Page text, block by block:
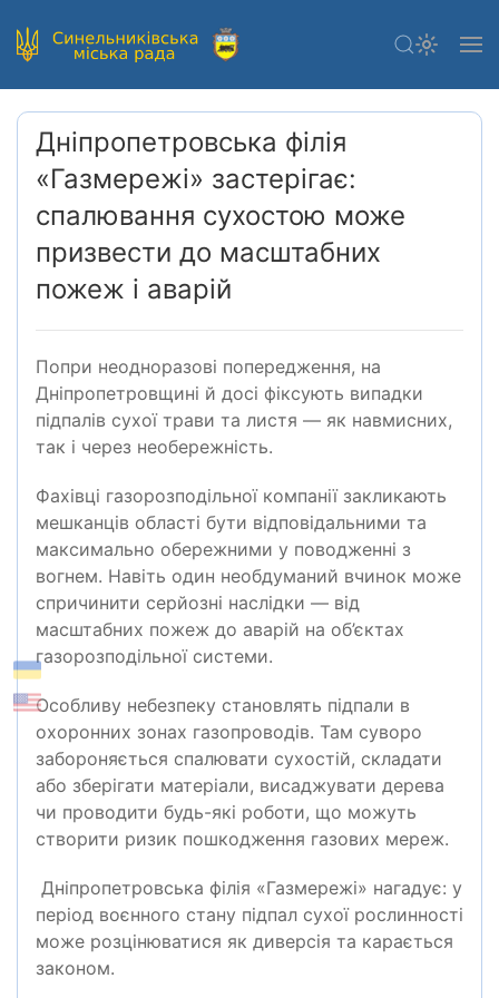
Дніпропетровська філія
«Газмережі» застерігає:
спалювання сухостою може
призвести до масштабних
пожеж і аварій
Попри неодноразові попередження, на
Дніпропетровщині й досі фіксують випадки
підпалів сухої трави та листя — як навмисних,
так і через необережність.
Фахівці газорозподільної компанії закликають
мешканців області бути відповідальними та
максимально обережними у поводженні з
вогнем. Навіть один необдуманий вчинок може
спричинити серйозні наслідки — від
масштабних пожеж до аварій на об’єктах
газорозподільної системи.
Особливу небезпеку становлять підпали в
охоронних зонах газопроводів. Там суворо
забороняється спалювати сухостій, складати
або зберігати матеріали, висаджувати дерева
чи проводити будь-які роботи, що можуть
створити ризик пошкодження газових мереж.
Дніпропетровська філія «Газмережі» нагадує: у
період воєнного стану підпал сухої рослинності
може розцінюватися як диверсія та карається
законом.